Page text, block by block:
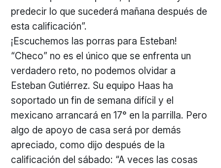
predecir lo que sucederá mañana después de
esta calificación”.
¡Escuchemos las porras para Esteban!
“Checo” no es el único que se enfrenta un
verdadero reto, no podemos olvidar a
Esteban Gutiérrez. Su equipo Haas ha
soportado un fin de semana difícil y el
mexicano arrancará en 17° en la parrilla. Pero
algo de apoyo de casa será por demás
apreciado, como dijo después de la
calificación del sábado: “A veces las cosas